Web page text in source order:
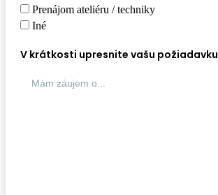
Prenájom ateliéru / techniky
Iné
V krátkosti upresnite vašu požiadavku